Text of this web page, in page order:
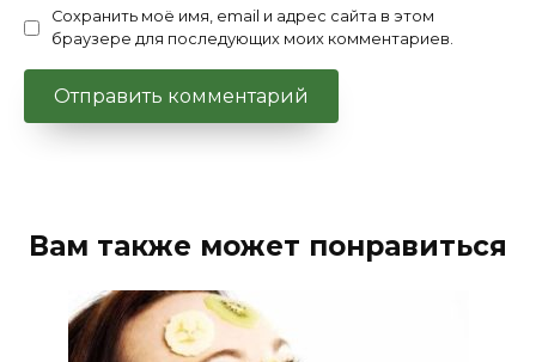
Сохранить моё имя, email и адрес сайта в этом
браузере для последующих моих комментариев.
Вам также может понравиться